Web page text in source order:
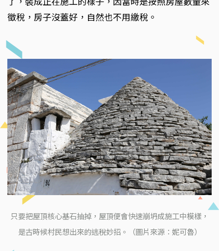
徵稅，房子沒蓋好，自然也不用繳稅。
只要把屋頂核心基石抽掉，屋頂便會快速崩坍成施工中模樣，
是古時候村民想出來的逃稅妙招。（圖片來源：妮可魯）